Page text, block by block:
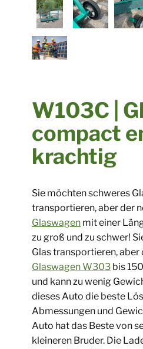
​​W103C |
compact
krachtig
​Sie möchten schweres
transportieren, aber der
Glaswagen mit einer
zu groß und zu schwer!
Glas transportieren, aber
Glaswagen W303 bis
und kann zu wenig
dieses Auto die beste
Abmessungen und
Auto hat das Beste von
kleineren Bruder. Die